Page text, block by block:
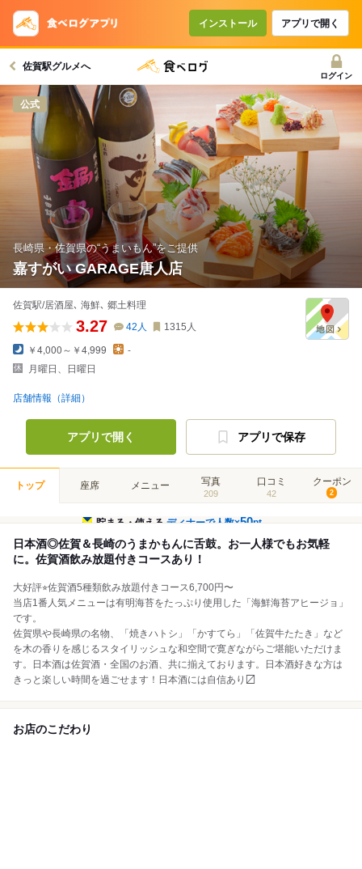
インストール アプリで開く
佐賀駅グルメへ
ログイン
公式
長崎県・佐賀県の“うまいもん”をご提供
嘉すがい GARAGE唐人店
佐賀駅/居酒屋､ 海鮮､ 郷土料理
3.27 42 人 1315 人
￥4,000～￥4,999
-
月曜日、日曜日
店舗情報（詳細）
アプリで開く アプリで保存
トップ 座席 メニュー 写真
209
口コミ
42
クーポン
2
貯まる・使えるディナーで人数×50pt
日本酒◎佐賀＆長崎のうまかもんに舌鼓。お一人様でもお気軽
に。佐賀酒飲み放題付きコースあり！
大好評⭐︎佐賀酒5種類飲み放題付きコース6,700円〜
当店1番人気メニューは有明海苔をたっぷり使用した「海鮮海苔アヒージョ」
です。
佐賀県や長崎県の名物、「焼きハトシ」「かすてら」「佐賀牛たたき」など
を木の香りを感じるスタイリッシュな和空間で寛ぎながらご堪能いただけま
す。日本酒は佐賀酒・全国のお酒、共に揃えております。日本酒好きな方は
きっと楽しい時間を過ごせます！日本酒には自信あり〼
お店のこだわり
コースで使えるクーポン
戻る
クーポンを利用せず予約する